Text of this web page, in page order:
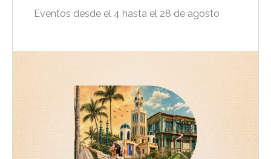
Eventos desde el 4 hasta el 28 de agosto